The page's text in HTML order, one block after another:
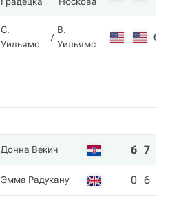
С.
Уильямс
В.
Уильямс
6
Донна Векич 6 7
Эмма Радукану 0 6